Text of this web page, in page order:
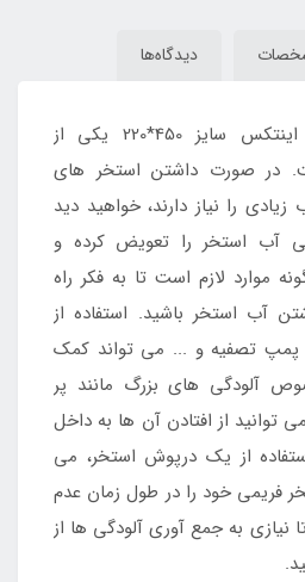
دیدگاه‌ها
اینتکس سایز 450*220 یکی از
در صورت داشتن استخر های
را نیاز دارند، خواهید دید
آب استخر را تعویض کرده و
موارد لازم است تا به فکر راه
آب استخر باشید. استفاده از
پمپ تصفیه و ... می تواند کمک
آلودگی های بزرگ مانند پر
توانید از افتادن آن ها به داخل
از یک درپوش استخر، می
فریمی خود را در طول زمان عدم
نیازی به جمع آوری آلودگی ها از